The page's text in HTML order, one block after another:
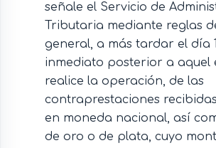
señale el Servicio de
Tributaria mediante reglas
general, a más tardar el día
inmediato posterior a aquel
realice la operación, de las
contraprestaciones
en moneda nacional, así
de oro o de plata, cuyo